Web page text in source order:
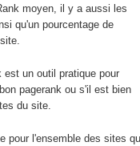
moyen, il y a aussi les
qu'un pourcentage de
est un outil pratique pour
pagerank ou s'il est bien
du site.
pour l'ensemble des sites